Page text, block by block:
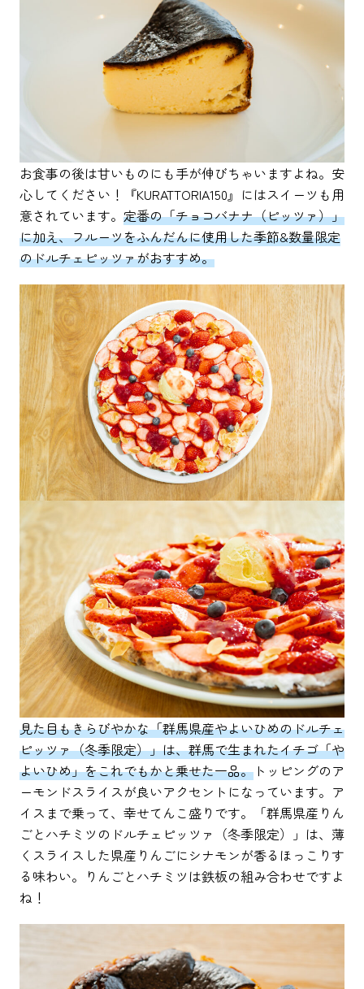
お食事の後は甘いものにも手が伸びちゃいますよね。安
心してください！『KURATTORIA150』にはスイーツも用
意されています。 定番の「チョコバナナ（ピッツァ）」
に加え、フルーツをふんだんに使用した季節&数量限定
のドルチェピッツァがおすすめ。
見た目もきらびやかな「群馬県産やよいひめのドルチェ
ピッツァ（冬季限定）」は、群馬で生まれたイチゴ「や
よいひめ」をこれでもかと乗せた一品。 トッピングのア
ーモンドスライスが良いアクセントになっています。ア
イスまで乗って、幸せてんこ盛りです。「群馬県産りん
ごとハチミツのドルチェピッツァ（冬季限定）」は、薄
くスライスした県産りんごにシナモンが香るほっこりす
る味わい。りんごとハチミツは鉄板の組み合わせですよ
ね！